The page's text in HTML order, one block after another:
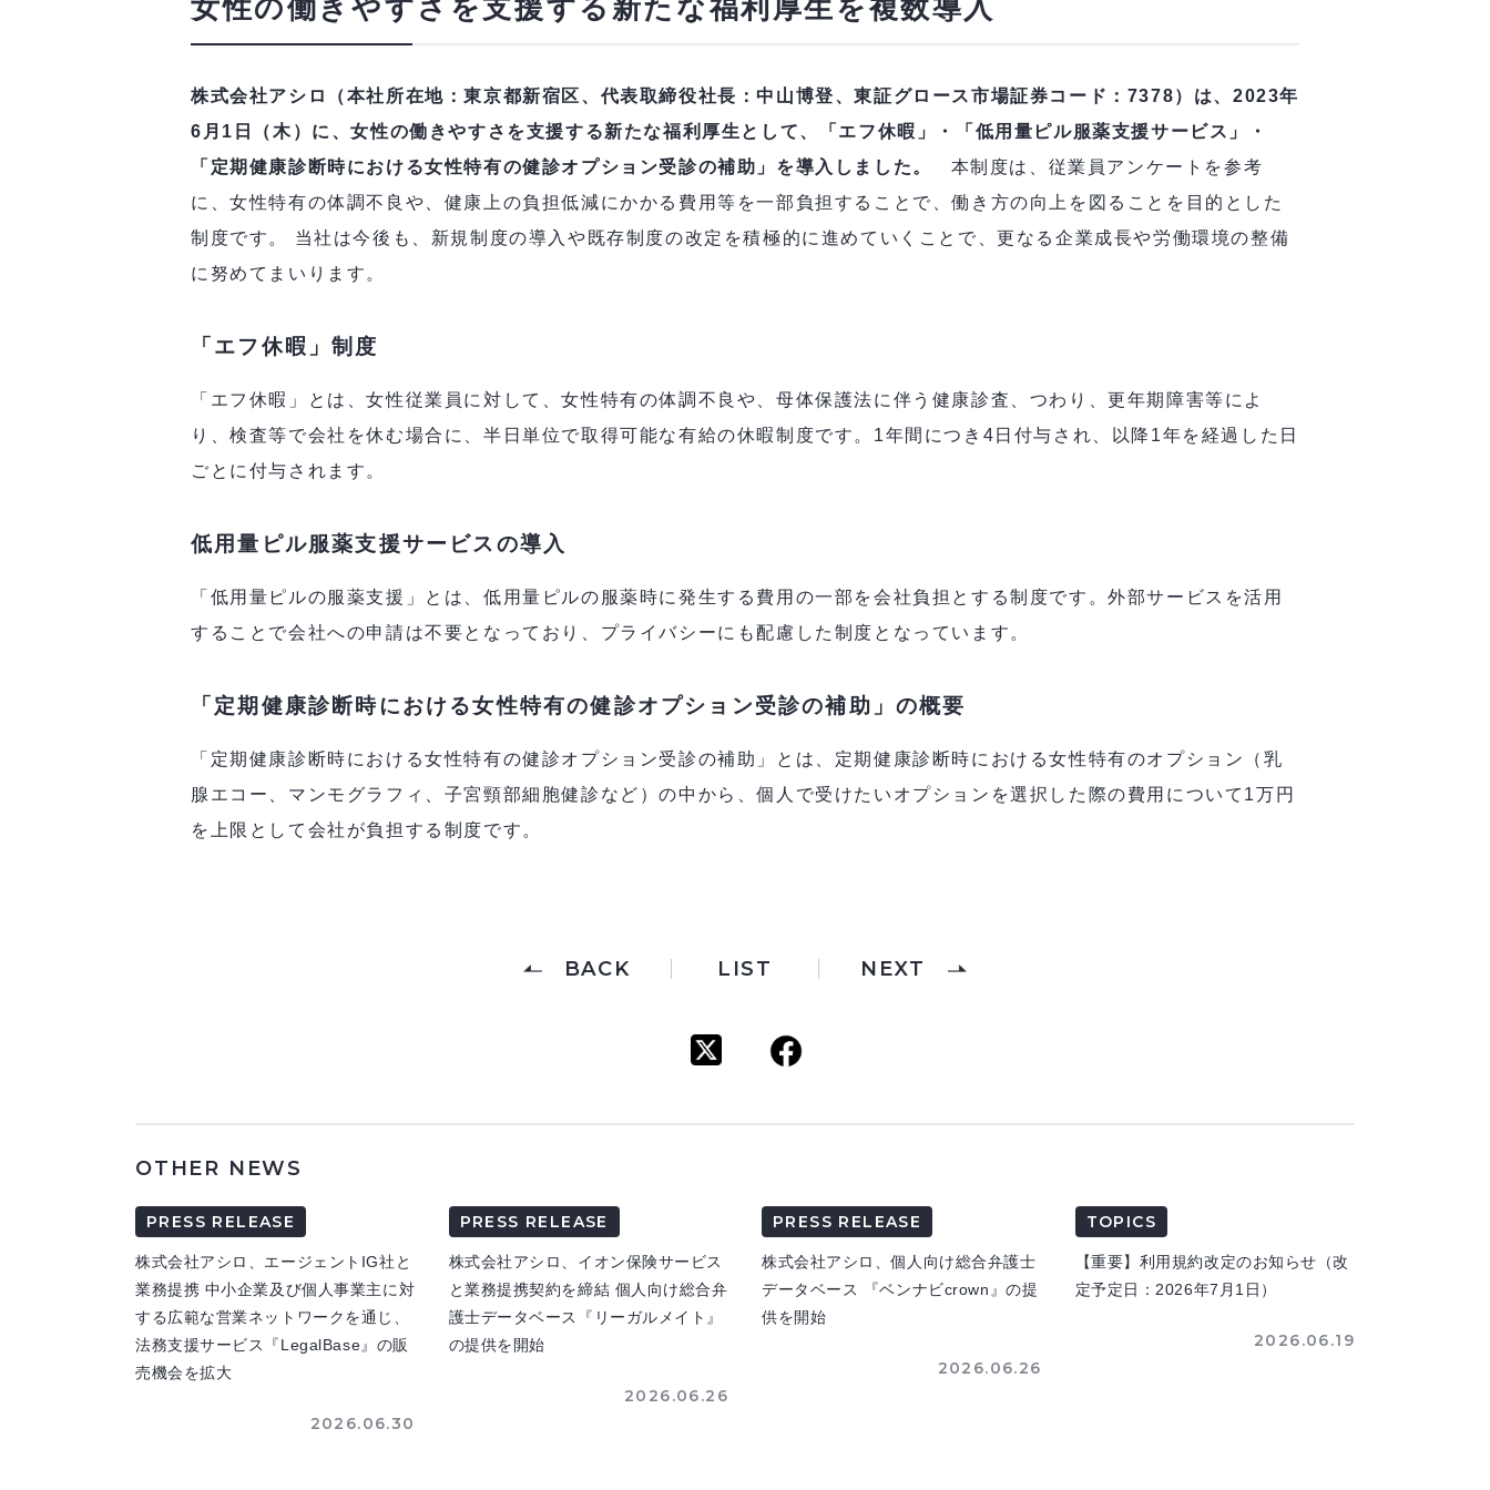
女性の働きやすさを支援する新たな福利厚生を複数導入
株式会社アシロ（本社所在地：東京都新宿区、代表取締役社長：中山博登、東証グロース市場証券コード：7378）は、2023年
6月1日（木）に、女性の働きやすさを支援する新たな福利厚生として、「エフ休暇」・「低用量ピル服薬支援サービス」・
「定期健康診断時における女性特有の健診オプション受診の補助」を導入しました。
本制度は、従業員アンケートを参考
に、女性特有の体調不良や、健康上の負担低減にかかる費用等を一部負担することで、働き方の向上を図ることを目的とした
制度です。 当社は今後も、新規制度の導入や既存制度の改定を積極的に進めていくことで、更なる企業成長や労働環境の整備
に努めてまいります。
「エフ休暇」制度
「エフ休暇」とは、女性従業員に対して、女性特有の体調不良や、母体保護法に伴う健康診査、つわり、更年期障害等によ
り、検査等で会社を休む場合に、半日単位で取得可能な有給の休暇制度です。1年間につき4日付与され、以降1年を経過した日
ごとに付与されます。
低用量ピル服薬支援サービスの導入
「低用量ピルの服薬支援」とは、低用量ピルの服薬時に発生する費用の一部を会社負担とする制度です。外部サービスを活用
することで会社への申請は不要となっており、プライバシーにも配慮した制度となっています。
「定期健康診断時における女性特有の健診オプション受診の補助」の概要
「定期健康診断時における女性特有の健診オプション受診の補助」とは、定期健康診断時における女性特有のオプション（乳
腺エコー、マンモグラフィ、子宮頸部細胞健診など）の中から、個人で受けたいオプションを選択した際の費用について1万円
を上限として会社が負担する制度です。
BACK LIST NEXT
OTHER NEWS
PRESS RELEASE
株式会社アシロ、エージェントIG社と
業務提携 中小企業及び個人事業主に対
する広範な営業ネットワークを通じ、
法務支援サービス『LegalBase』の販
売機会を拡大
2026.06.30
PRESS RELEASE
株式会社アシロ、イオン保険サービス
と業務提携契約を締結 個人向け総合弁
護士データベース『リーガルメイト』
の提供を開始
2026.06.26
PRESS RELEASE
株式会社アシロ、個人向け総合弁護士
データベース 『ベンナビcrown』の提
供を開始
2026.06.26
TOPICS
【重要】利用規約改定のお知らせ（改
定予定日：2026年7月1日）
2026.06.19